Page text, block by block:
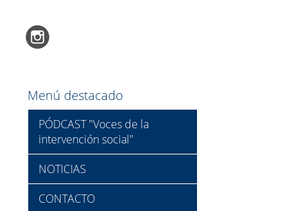
Menú destacado
PÓDCAST "Voces de la
intervención social"
NOTICIAS
CONTACTO